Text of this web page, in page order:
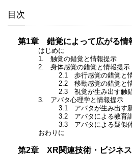
目次
第1章 錯覚によって広がる情
はじめに
1. 触覚の錯覚と情報提示
2. 身体感覚の錯覚と情報提示
2.1 歩行感覚の錯覚と
2.2 移動感覚の錯覚と
2.3 視覚が生み出す触
3. アバタ心理学と情報提示
3.1 アバタが生み出す
3.2 アバタによる教育
3.3 アバタによる疑似
おわりに
第2章 XR関連技術・ビジネス